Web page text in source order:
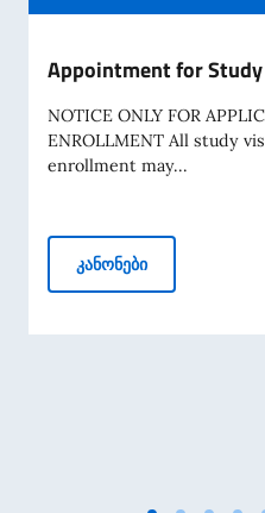
Appointment for
NOTICE ONLY FOR
ENROLLMENT All study
enrollment may...
კანონებიAppointment for